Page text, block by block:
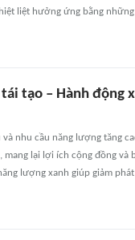
liệt hưởng ứng bằng
tạo – Hành động
nhu cầu năng lượng tăng
lại lợi ích cộng đồng và
lượng xanh giúp giảm